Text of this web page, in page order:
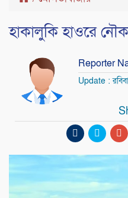
হাকালুকি হাওরে
Reporter
Update :